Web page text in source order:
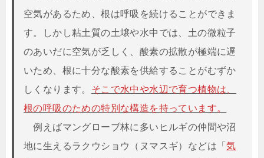
空気があるため、根は呼吸を続けることができま
す。しかし粘土質の土壌や水中では、土の微粒子
のあいだに空気が乏しく、酸素の拡散が極端に遅
いため、根に十分な酸素を供給することがむずか
しくなります。 そこで水中や水辺で育つ植物は、
根の呼吸のための特別な構造を持っています。
例えばマングローブ林に多いヒルギの仲間や沼
地に生えるラクウショウ（ヌマスギ）などは「気